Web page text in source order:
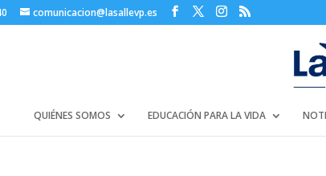
comunicacion@lasallevp.es
QUIÉNES SOMOS EDUCACIÓN PARA LA VIDA